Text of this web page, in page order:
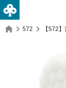
572 【572